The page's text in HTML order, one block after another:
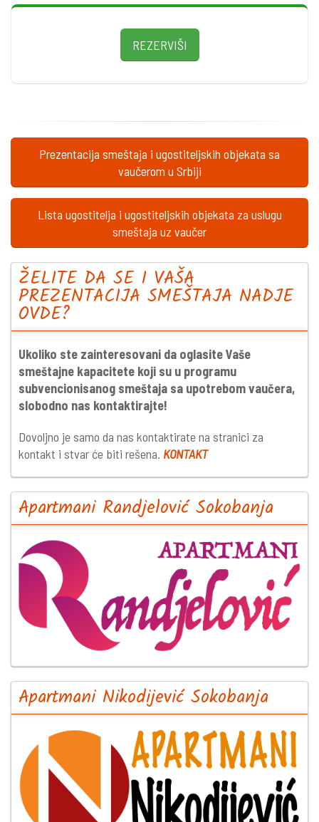
REZERVIŠI
Prezentacija smeštaja i ugostiteljskih objekata sa
vaučerom u Srbiji
Lista ugostitelja i ugostiteljskih objekata za uslugu
smeštaja uz vaučer
ŽELITE DA SE I VAŠA
PREZENTACIJA SMEŠTAJA NADJE
OVDE?
Ukoliko ste zainteresovani da oglasite Vaše
smeštajne kapacitete koji su u programu
subvencionisanog smeštaja sa upotrebom vaučera,
slobodno nas kontaktirajte!
Dovoljno je samo da nas kontaktirate na stranici za
kontakt i stvar će biti rešena. KONTAKT
Apartmani Randjelović Sokobanja
Apartmani Nikodijević Sokobanja